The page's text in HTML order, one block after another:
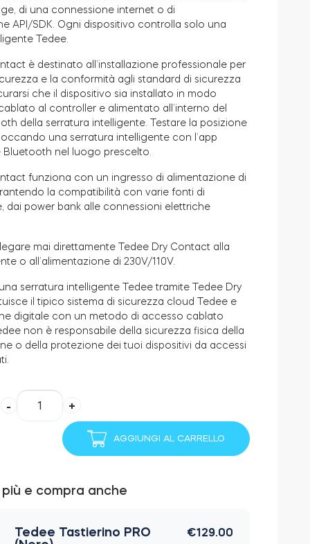
di una connessione internet o di
API/SDK. Ogni dispositivo controlla solo una
Tedee.
è destinato all’installazione professionale per
e la conformità agli standard di sicurezza
che il dispositivo sia installato in modo
al controller e alimentato all’interno del
della serratura intelligente. Testare la posizione
una serratura intelligente con l’app
Bluetooth nel luogo prescelto.
funziona con un ingresso di alimentazione di
la compatibilità con varie fonti di
dai power bank alle connessioni elettriche
mai direttamente Tedee Dry Contact alla
o all’alimentazione di 230V/110V.
serratura intelligente Tedee tramite Tedee Dry
il tipico sistema di sicurezza cloud Tedee e
digitale con un metodo di accesso cablato
non è responsabile della sicurezza fisica della
o della protezione dei tuoi dispositivi da accessi
- +
AGGIUNGI AL CARRELLO
e compra anche
Tedee Tastierino PRO
€129.00